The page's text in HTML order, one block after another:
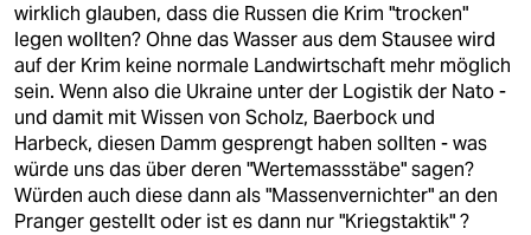
wirklich glauben, dass die Russen die Krim "trocken"
legen wollten? Ohne das Wasser aus dem Stausee wird
auf der Krim keine normale Landwirtschaft mehr möglich
sein. Wenn also die Ukraine unter der Logistik der Nato -
und damit mit Wissen von Scholz, Baerbock und
Harbeck, diesen Damm gesprengt haben sollten - was
würde uns das über deren "Wertemassstäbe" sagen?
Würden auch diese dann als "Massenvernichter" an den
Pranger gestellt oder ist es dann nur "Kriegstaktik" ?